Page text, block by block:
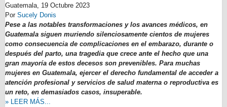
Guatemala, 19 Octubre 2023
Por Sucely Donis
Pese a las notables transformaciones y los avances médicos, en
Guatemala siguen muriendo silenciosamente cientos de mujeres
como consecuencia de complicaciones en el embarazo, durante o
después del parto, una tragedia que crece ante el hecho que una
gran mayoría de estos decesos son prevenibles. Para muchas
mujeres en Guatemala, ejercer el derecho fundamental de acceder a
atención profesional y servicios de salud materna o reproductiva es
un reto, en demasiados casos, insuperable.
» LEER MÁS...